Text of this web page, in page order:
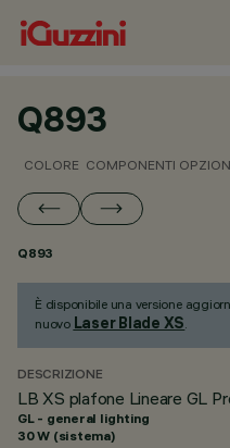
Q893
COLORE COMPONENTI
Q893
È disponibile una versione
nuovo Laser Blade XS.
DESCRIZIONE
LB XS plafone Lineare GL
GL - general lighting
30 W (sistema)